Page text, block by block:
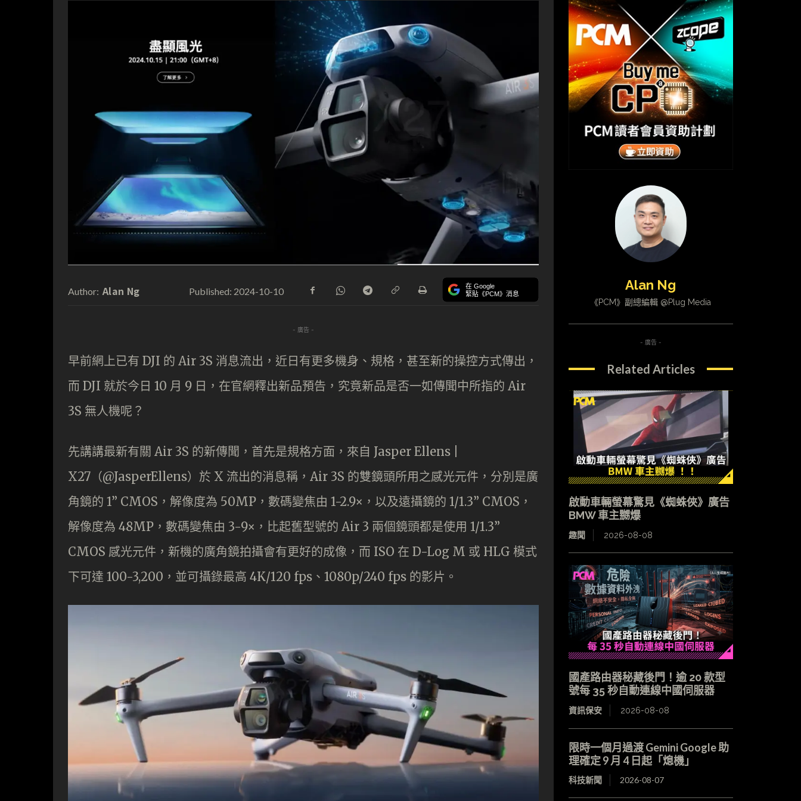
Author: Alan Ng Published: 2024-10-10 在 Google
緊貼《PCM》消息
- 廣告 -
早前網上已有 DJI 的 Air 3S 消息流出，近日有更多機身、規格，甚至新的操控方式傳出，
而 DJI 就於今日 10 月 9 日，在官網釋出新品預告，究竟新品是否一如傳聞中所指的 Air
3S 無人機呢？
先講講最新有關 Air 3S 的新傳聞，首先是規格方面，來自 Jasper Ellens |
X27（@JasperEllens）於 X 流出的消息稱，Air 3S 的雙鏡頭所用之感光元件，分別是廣
角鏡的 1” CMOS，解像度為 50MP，數碼變焦由 1-2.9×，以及遠攝鏡的 1/1.3” CMOS，
解像度為 48MP，數碼變焦由 3-9×，比起舊型號的 Air 3 兩個鏡頭都是使用 1/1.3”
CMOS 感光元件，新機的廣角鏡拍攝會有更好的成像，而 ISO 在 D-Log M 或 HLG 模式
下可達 100-3,200，並可攝錄最高 4K/120 fps、1080p/240 fps 的影片。
Alan Ng
《PCM》副總編輯 @Plug Media
- 廣告 -
Related Articles
啟動車輛螢幕驚見《蜘蛛俠》廣告
BMW 車主嬲爆
趣聞 2026-08-08
國產路由器秘藏後門！逾 20 款型
號每 35 秒自動連線中國伺服器
資訊保安 2026-08-08
限時一個月過渡 Gemini Google 助
理確定 9 月 4 日起「熄機」
科技新聞 2026-08-07